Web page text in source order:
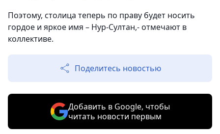
Поэтому, столица теперь по праву будет носить
гордое и яркое имя – Нур-Султан,- отмечают в
коллективе.
Поделитесь новостью
Добавить в Google, чтобы
читать новости первым